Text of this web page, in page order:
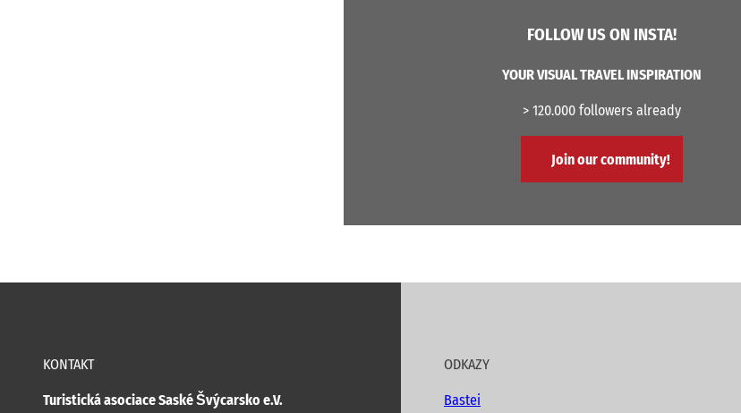
FOLLOW US ON INSTA!
YOUR VISUAL TRAVEL INSPIRATION
> 120.000 followers already
Join our community!
KONTAKT
Turistická asociace Saské Švýcarsko e.V.
ODKAZY
Bastei